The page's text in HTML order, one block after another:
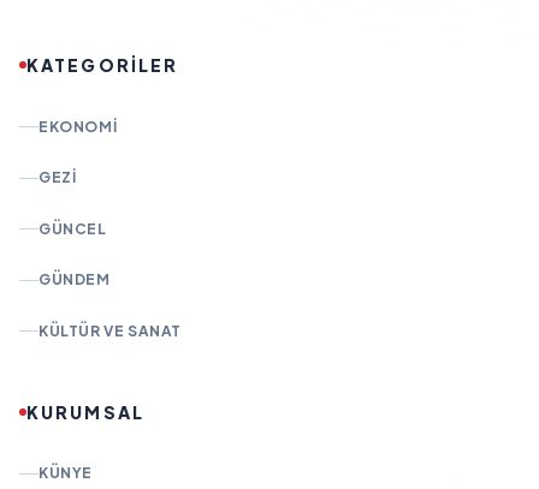
KATEGORİLER
EKONOMI
GEZI
GÜNCEL
GÜNDEM
KÜLTÜR VE SANAT
KURUMSAL
KÜNYE